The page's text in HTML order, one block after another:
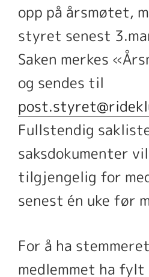
opp på årsmøtet,
styret senest
Saken merkes
og sendes til
Fullstendig
saksdokumenter
tilgjengelig for
senest én uke før
For å ha
medlemmet ha